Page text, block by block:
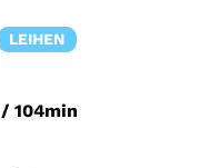
LEIHEN
/ 104min